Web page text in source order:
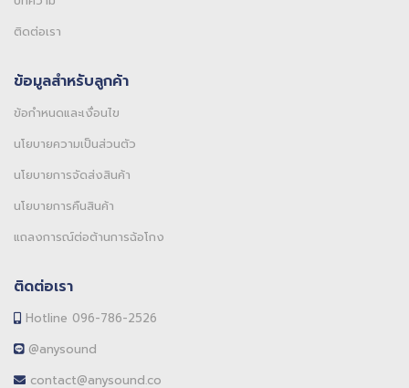
ติดต่อเรา
ข้อมูลสำหรับลูกค้า
ข้อกำหนดและเงื่อนไข
นโยบายความเป็นส่วนตัว
นโยบายการจัดส่งสินค้า
นโยบายการคืนสินค้า
แถลงการณ์ต่อต้านการฉ้อโกง
ติดต่อเรา
Hotline 096-786-2526
@anysound
contact@anysound.co